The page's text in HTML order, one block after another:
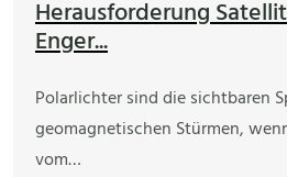
Herausforderung
Enger...
Polarlichter sind die sichtbaren
geomagnetischen Stürmen,
vom…